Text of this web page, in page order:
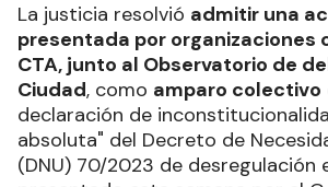
La justicia resolvió admitir una
presentada por organizaciones
CTA, junto al Observatorio de
Ciudad, como amparo colectivo
declaración de
absoluta" del Decreto de
(DNU) 70/2023 de desregulación